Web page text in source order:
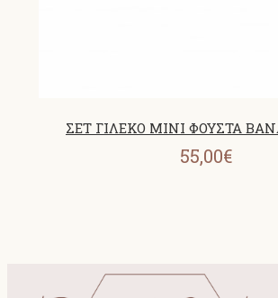
ΣΕΤ ΓΙΛΕΚΟ MINI ΦΟΥΣΤΑ
55,00€